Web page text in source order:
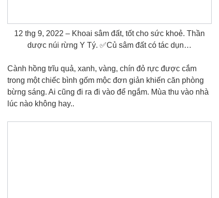
12 thg 9, 2022 – Khoai sâm đất, tốt cho sức khoẻ. Thần
dược núi rừng Y Tý. ✅Củ sâm đất có tác dụn…
Cành hồng trĩu quả, xanh, vàng, chín đỏ rực được cắm
trong một chiếc bình gốm mộc đơn giản khiến căn phòng
bừng sáng. Ai cũng đi ra đi vào để ngắm. Mùa thu vào nhà
lúc nào không hay..